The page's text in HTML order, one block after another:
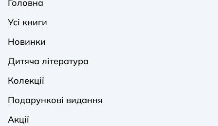
Головна
Усі книги
Новинки
Дитяча література
Колекції
Подарункові видання
Акції